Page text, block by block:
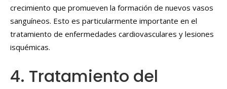
crecimiento que promueven la formación de nuevos vasos
sanguíneos. Esto es particularmente importante en el
tratamiento de enfermedades cardiovasculares y lesiones
isquémicas.
4. Tratamiento del